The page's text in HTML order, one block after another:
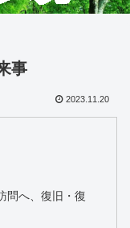
事
2023.11.20
問へ、復旧・復